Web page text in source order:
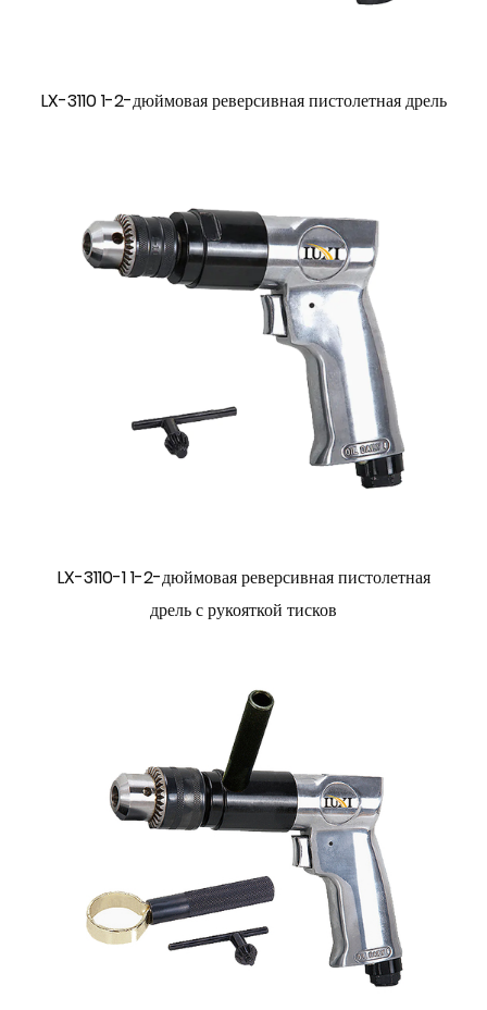
LX-3110 1-2-дюймовая реверсивная пистолетная дрель
LX-3110-1 1-2-дюймовая реверсивная пистолетная
дрель с рукояткой тисков